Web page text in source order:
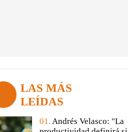
LAS MÁS
LEÍDAS
01. Andrés Velasco: "La